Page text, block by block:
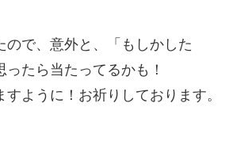
ので、意外と、「もしかした
ったら当たってるかも！
ように！お祈りしております。